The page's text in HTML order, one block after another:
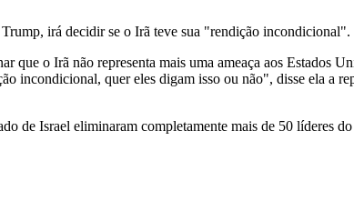
irá decidir se o Irã teve sua "rendição incondicional".
o Irã não representa mais uma ameaça aos Estados
incondicional, quer eles digam isso ou não", disse ela a
de Israel eliminaram completamente mais de 50 líderes